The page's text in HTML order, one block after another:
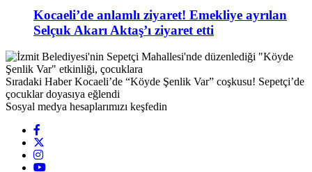
Kocaeli’de anlamlı ziyaret! Emekliye ayrılan
Selçuk Akarı Aktaş’ı ziyaret etti
Sıradaki Haber Kocaeli’de “Köyde Şenlik Var” coşkusu! Sepetçi’de
çocuklar doyasıya eğlendi
Sosyal medya hesaplarımızı keşfedin